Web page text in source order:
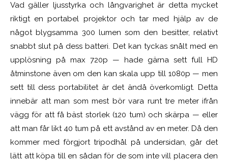
Vad gäller ljusstyrka och långvarighet är detta mycket
riktigt en portabel projektor och tar med hjälp av de
något blygsamma 300 lumen som den besitter, relativt
snabbt slut på dess batteri. Det kan tyckas snålt med en
upplösning på max 720p — hade gärna sett full HD
åtminstone även om den kan skala upp till 1080p — men
sett till dess portabilitet är det ändå överkomligt. Detta
innebär att man som mest bör vara runt tre meter ifrån
vägg för att få bäst storlek (120 tum) och skärpa — eller
att man får likt 40 tum på ett avstånd av en meter. Då den
kommer med förgjort tripodhål på undersidan, går det
lätt att köpa till en sådan för de som inte vill placera den